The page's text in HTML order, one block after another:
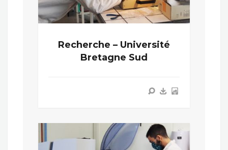
Recherche – Université
Bretagne Sud